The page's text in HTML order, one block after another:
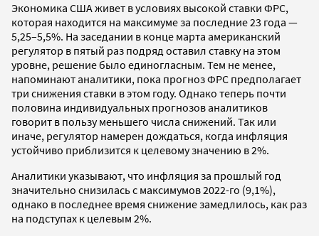
Экономика США живет в условиях высокой ставки ФРС,
которая находится на максимуме за последние 23 года —
5,25–5,5%. На заседании в конце марта американский
регулятор в пятый раз подряд оставил ставку на этом
уровне, решение было единогласным. Тем не менее,
напоминают аналитики, пока прогноз ФРС предполагает
три снижения ставки в этом году. Однако теперь почти
половина индивидуальных прогнозов аналитиков
говорит в пользу меньшего числа снижений. Так или
иначе, регулятор намерен дождаться, когда инфляция
устойчиво приблизится к целевому значению в 2%.
Аналитики указывают, что инфляция за прошлый год
значительно снизилась с максимумов 2022-го (9,1%),
однако в последнее время снижение замедлилось, как раз
на подступах к целевым 2%.